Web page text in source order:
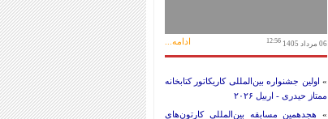
06 مرداد 1405 12:56 ادامه...
» اولین جشنواره بین‌المللی کاریکاتور کتابخانه
ممتاز حیدری - اربیل ۲۰۲۶
»
هجدهمین مسابقه بین‌المللی کارتون‌های